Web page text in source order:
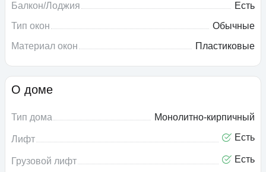
Балкон/Лоджия
Есть
Тип окон
Обычные
Материал окон
Пластиковые
О доме
Тип дома Монолитно-кирпичный
Лифт Есть
Грузовой лифт Есть